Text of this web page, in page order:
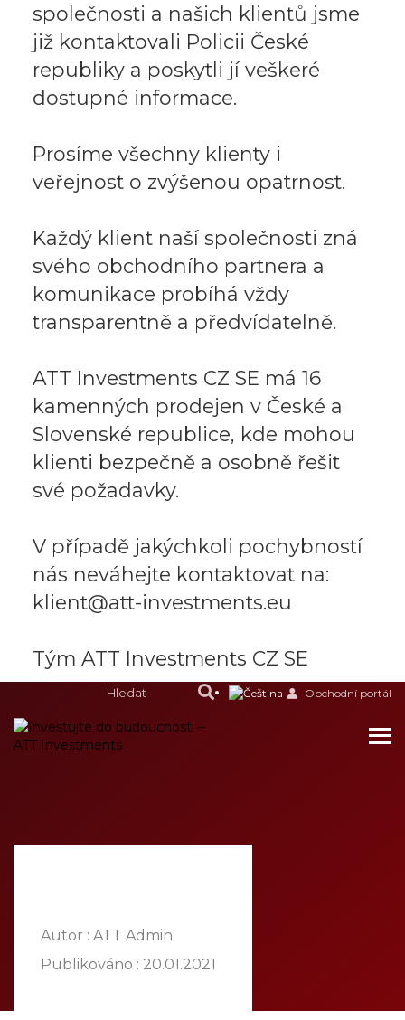
společnosti a našich klientů jsme
již kontaktovali Policii České
republiky a poskytli jí veškeré
dostupné informace.
Prosíme všechny klienty i
veřejnost o zvýšenou opatrnost.
Každý klient naší společnosti zná
svého obchodního partnera a
komunikace probíhá vždy
transparentně a předvídatelně.
ATT Investments CZ SE má 16
kamenných prodejen v České a
Slovenské republice, kde mohou
klienti bezpečně a osobně řešit
své požadavky.
V případě jakýchkoli pochybností
nás neváhejte kontaktovat na:
klient@att-investments.eu
Tým ATT Investments CZ SE
Obchodní portál
NABÍDKA
Autor : ATT Admin
Publikováno : 20.01.2021